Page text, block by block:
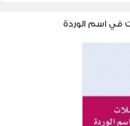
في اسم الوردة